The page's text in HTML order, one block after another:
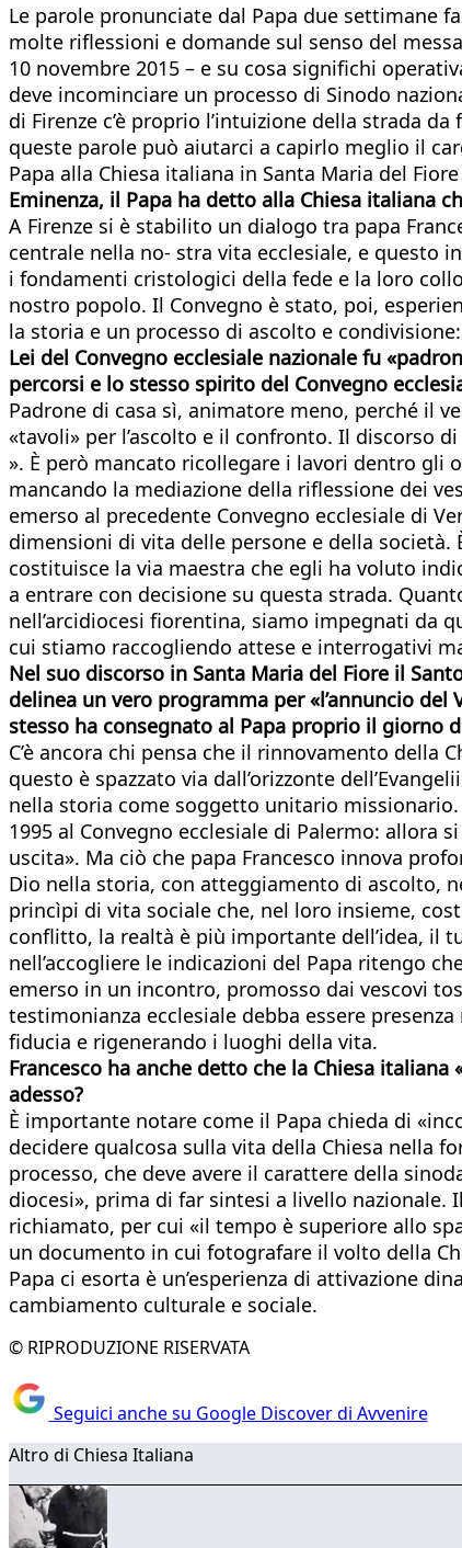
Le parole pronunciate dal Papa due settimane
molte riflessioni e domande sul senso del
10 novembre 2015 – e su cosa significhi
deve incominciare un processo di Sinodo
di Firenze c’è proprio l’intuizione della strada
queste parole può aiutarci a capirlo meglio il
Papa alla Chiesa italiana in Santa Maria del
Eminenza, il Papa ha detto alla Chiesa italiana
A Firenze si è stabilito un dialogo tra papa
centrale nella no- stra vita ecclesiale, e questo
i fondamenti cristologici della fede e la loro
nostro popolo. Il Convegno è stato, poi,
la storia e un processo di ascolto e
Lei del Convegno ecclesiale nazionale fu
percorsi e lo stesso spirito del Convegno
Padrone di casa sì, animatore meno, perché il
«tavoli» per l’ascolto e il confronto. Il discorso
». È però mancato ricollegare i lavori dentro gli
mancando la mediazione della riflessione dei
emerso al precedente Convegno ecclesiale di
dimensioni di vita delle persone e della
costituisce la via maestra che egli ha voluto
a entrare con decisione su questa strada.
nell’arcidiocesi fiorentina, siamo impegnati da
cui stiamo raccogliendo attese e interrogativi
Nel suo discorso in Santa Maria del Fiore il
delinea un vero programma per «l’annuncio
stesso ha consegnato al Papa proprio il giorno
C’è ancora chi pensa che il rinnovamento
questo è spazzato via dall’orizzonte dell’Evangelii
nella storia come soggetto unitario
1995 al Convegno ecclesiale di Palermo: allora
uscita». Ma ciò che papa Francesco innova
Dio nella storia, con atteggiamento di ascolto,
princìpi di vita sociale che, nel loro insieme,
conflitto, la realtà è più importante dell’idea, il
nell’accogliere le indicazioni del Papa ritengo
emerso in un incontro, promosso dai vescovi
testimonianza ecclesiale debba essere
fiducia e rigenerando i luoghi della vita.
Francesco ha anche detto che la Chiesa
adesso?
È importante notare come il Papa chieda di
decidere qualcosa sulla vita della Chiesa nella
processo, che deve avere il carattere della
diocesi», prima di far sintesi a livello
richiamato, per cui «il tempo è superiore allo
un documento in cui fotografare il volto della
Papa ci esorta è un’esperienza di attivazione
cambiamento culturale e sociale.
© RIPRODUZIONE RISERVATA
Seguici anche su Google Discover di Avvenire
Altro di Chiesa Italiana